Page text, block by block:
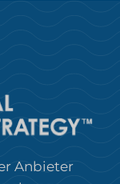
Anbieter